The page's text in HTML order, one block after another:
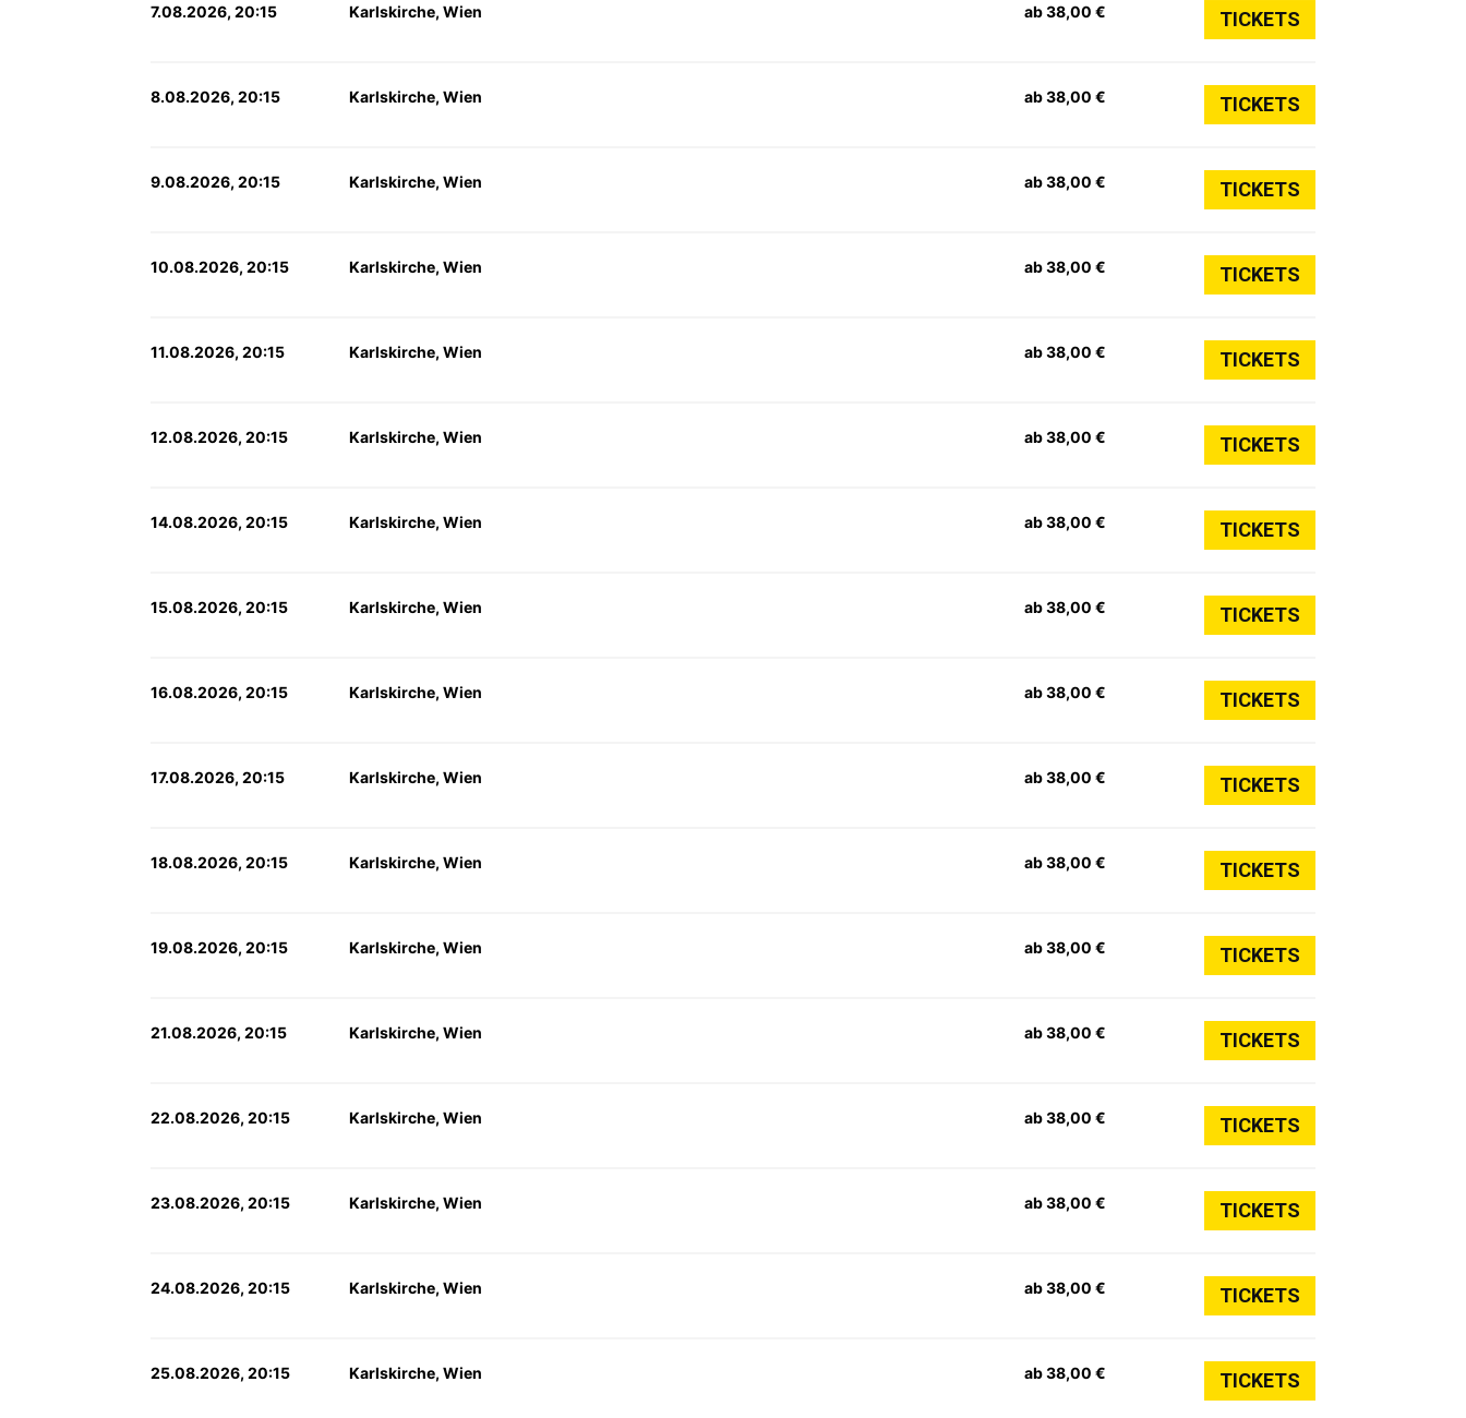
7.08.2026, 20:15 Karlskirche, Wien ab 38,00 € TICKETS
8.08.2026, 20:15 Karlskirche, Wien ab 38,00 € TICKETS
9.08.2026, 20:15 Karlskirche, Wien ab 38,00 € TICKETS
10.08.2026, 20:15 Karlskirche, Wien ab 38,00 € TICKETS
11.08.2026, 20:15 Karlskirche, Wien ab 38,00 € TICKETS
12.08.2026, 20:15 Karlskirche, Wien ab 38,00 € TICKETS
14.08.2026, 20:15 Karlskirche, Wien ab 38,00 € TICKETS
15.08.2026, 20:15 Karlskirche, Wien ab 38,00 € TICKETS
16.08.2026, 20:15 Karlskirche, Wien ab 38,00 € TICKETS
17.08.2026, 20:15 Karlskirche, Wien ab 38,00 € TICKETS
18.08.2026, 20:15 Karlskirche, Wien ab 38,00 € TICKETS
19.08.2026, 20:15 Karlskirche, Wien ab 38,00 € TICKETS
21.08.2026, 20:15 Karlskirche, Wien ab 38,00 € TICKETS
22.08.2026, 20:15 Karlskirche, Wien ab 38,00 € TICKETS
23.08.2026, 20:15 Karlskirche, Wien ab 38,00 € TICKETS
24.08.2026, 20:15 Karlskirche, Wien ab 38,00 € TICKETS
25.08.2026, 20:15 Karlskirche, Wien ab 38,00 € TICKETS